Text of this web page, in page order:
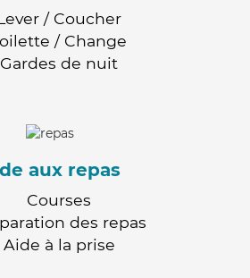
/ Coucher
/ Change
Gardes de nuit
aux repas
Courses
des repas
Aide à la prise